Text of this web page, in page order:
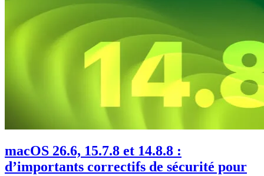
macOS 26.6, 15.7.8 et 14.8.8 :
d’importants correctifs de sécurité pour